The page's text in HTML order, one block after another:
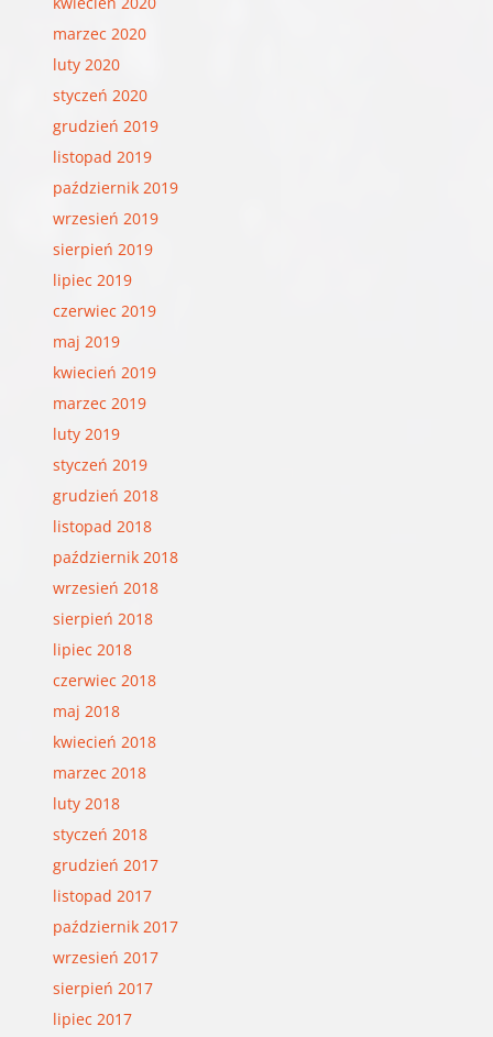
marzec 2020
luty 2020
styczeń 2020
grudzień 2019
listopad 2019
październik 2019
wrzesień 2019
sierpień 2019
lipiec 2019
czerwiec 2019
maj 2019
kwiecień 2019
marzec 2019
luty 2019
styczeń 2019
grudzień 2018
listopad 2018
październik 2018
wrzesień 2018
sierpień 2018
lipiec 2018
czerwiec 2018
maj 2018
kwiecień 2018
marzec 2018
luty 2018
styczeń 2018
grudzień 2017
listopad 2017
październik 2017
wrzesień 2017
sierpień 2017
lipiec 2017